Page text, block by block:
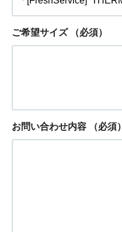
ご希望サイズ （必須）
お問い合わせ内容 （必須）